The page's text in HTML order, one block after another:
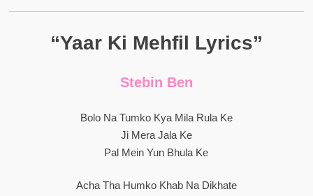
“Yaar Ki Mehfil Lyrics”
Stebin Ben
Bolo Na Tumko Kya Mila Rula Ke
Ji Mera Jala Ke
Pal Mein Yun Bhula Ke
Acha Tha Humko Khab Na Dikhate